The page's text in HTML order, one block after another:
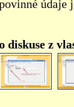
údaje
diskuse z